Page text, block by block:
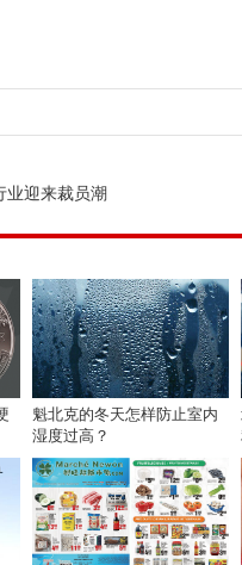
业迎来裁员潮
魁北克的冬天怎样防止室内
湿度过高？